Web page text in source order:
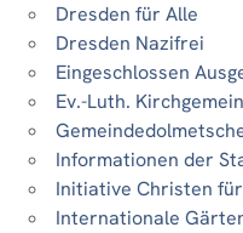
Dresden für Alle
Dresden Nazifrei
Eingeschlossen
Ev.-Luth.
Informationen der
Initiative Christen
Internationale